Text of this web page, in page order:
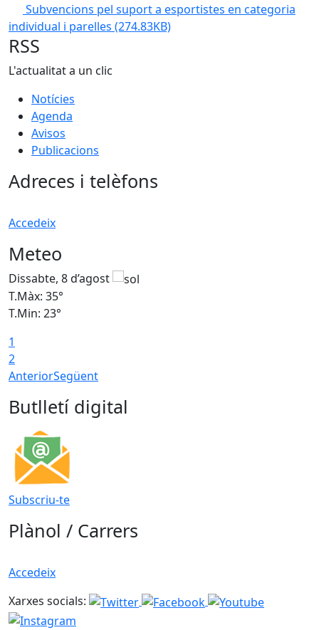
Subvencions pel suport a esportistes en categoria
individual i parelles (274.83KB)
RSS
L'actualitat a un clic
Notícies
Agenda
Avisos
Publicacions
Adreces i telèfons
Accedeix
Meteo
Dissabte, 8 d’agost
T.Màx: 35°
T.Min: 23°
1
2
AnteriorSegüent
Butlletí digital
Subscriu-te
Plànol / Carrers
Accedeix
Xarxes socials: